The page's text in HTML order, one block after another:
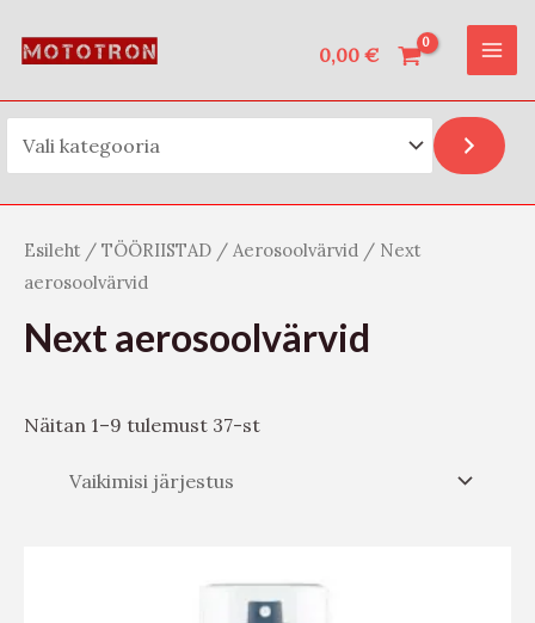
0,00 €
t
s
Esileht / TÖÖRIISTAD / Aerosoolvärvid / Next
aerosoolvärvid
Next aerosoolvärvid
Näitan 1–9 tulemust 37-st